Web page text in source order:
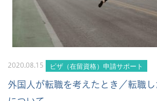
2020.08.15 ビザ（在留資格）申請サポート
外国人が転職を考えたとき／転職